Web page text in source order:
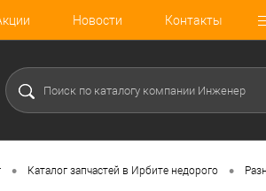
Новости Контакты
• Каталог запчастей в Ирбите недорого •